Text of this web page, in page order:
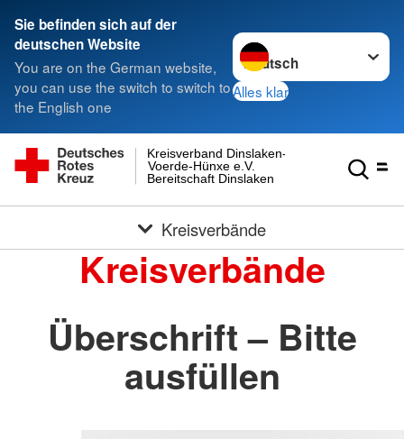
Sie befinden sich auf der
deutschen Website
You are on the German website,
you can use the switch to switch to
the English one
Sprache wechseln zu
Alles klar
Bereitschaft Dinslaken
Voerde-Hünxe e.V.
Kreisverband Dinslaken-
Kreisverbände
Kreisverbände
Überschrift – Bitte
ausfüllen